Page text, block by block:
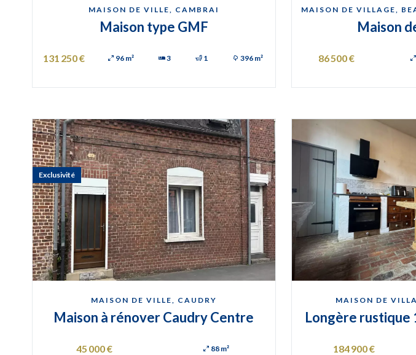
MAISON DE VILLE, CAMBRAI
Maison type GMF
131 250 € 96 m² 3 1 396 m²
MAISON DE VILLAGE,
Maison
86 500 €
MAISON DE VILLE, CAUDRY
Maison à rénover Caudry Centre
45 000 € 88 m²
Exclusivité
MAISON DE
Longère rustique
184 900 €